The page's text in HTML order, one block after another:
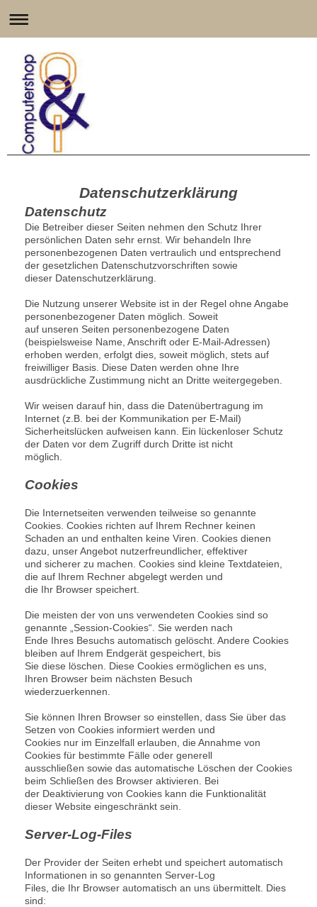
Datenschutzerklärung
Datenschutz
Die Betreiber dieser Seiten nehmen den Schutz Ihrer
persönlichen Daten sehr ernst. Wir behandeln Ihre
personenbezogenen Daten vertraulich und entsprechend
der gesetzlichen Datenschutzvorschriften sowie
dieser Datenschutzerklärung.
Die Nutzung unserer Website ist in der Regel ohne Angabe
personenbezogener Daten möglich. Soweit
auf unseren Seiten personenbezogene Daten
(beispielsweise Name, Anschrift oder E-Mail-Adressen)
erhoben werden, erfolgt dies, soweit möglich, stets auf
freiwilliger Basis. Diese Daten werden ohne Ihre
ausdrückliche Zustimmung nicht an Dritte weitergegeben.
Wir weisen darauf hin, dass die Datenübertragung im
Internet (z.B. bei der Kommunikation per E-Mail)
Sicherheitslücken aufweisen kann. Ein lückenloser Schutz
der Daten vor dem Zugriff durch Dritte ist nicht
möglich.
Cookies
Die Internetseiten verwenden teilweise so genannte
Cookies. Cookies richten auf Ihrem Rechner keinen
Schaden an und enthalten keine Viren. Cookies dienen
dazu, unser Angebot nutzerfreundlicher, effektiver
und sicherer zu machen. Cookies sind kleine Textdateien,
die auf Ihrem Rechner abgelegt werden und
die Ihr Browser speichert.
Die meisten der von uns verwendeten Cookies sind so
genannte „Session-Cookies“. Sie werden nach
Ende Ihres Besuchs automatisch gelöscht. Andere Cookies
bleiben auf Ihrem Endgerät gespeichert, bis
Sie diese löschen. Diese Cookies ermöglichen es uns,
Ihren Browser beim nächsten Besuch
wiederzuerkennen.
Sie können Ihren Browser so einstellen, dass Sie über das
Setzen von Cookies informiert werden und
Cookies nur im Einzelfall erlauben, die Annahme von
Cookies für bestimmte Fälle oder generell
ausschließen sowie das automatische Löschen der Cookies
beim Schließen des Browser aktivieren. Bei
der Deaktivierung von Cookies kann die Funktionalität
dieser Website eingeschränkt sein.
Server-Log-Files
Der Provider der Seiten erhebt und speichert automatisch
Informationen in so genannten Server-Log
Files, die Ihr Browser automatisch an uns übermittelt. Dies
sind: